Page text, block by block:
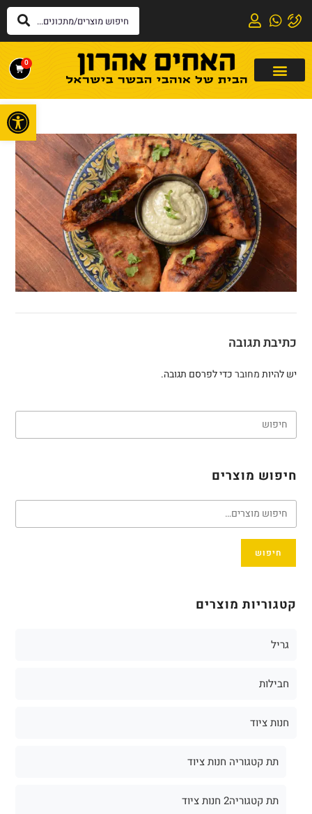
0
כתיבת תגובה
יש להיותמחוברכדי לפרסם תגובה.
חיפוש מוצרים
חיפוש
קטגוריות מוצרים
גריל
חבילות
חנות ציוד
תת קטגוריה חנות ציוד
תת קטגוריה2 חנות ציוד